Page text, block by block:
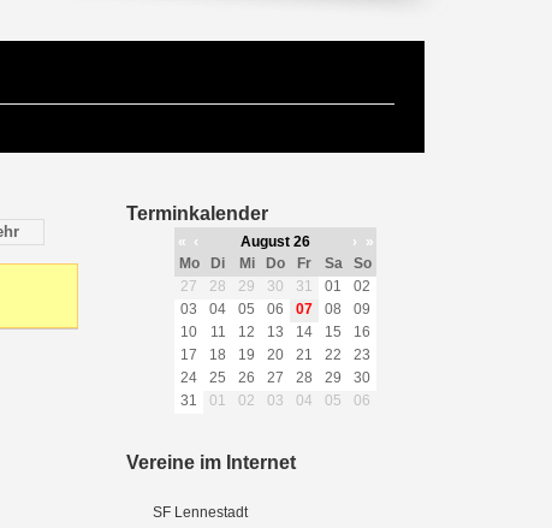
Terminkalender
« ‹ August 26 ›
»
Mo
Di Mi Do Fr Sa
So
27
28 29 30 31 01
02
03
04 05 06 07 08
09
10
11 12 13 14 15
16
17
18 19 20 21 22
23
24
25 26 27 28 29
30
31
01 02 03 04 05 06
Vereine im Internet
SF Lennestadt